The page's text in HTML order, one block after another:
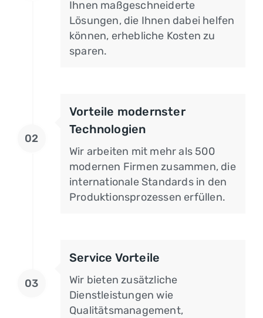
Ihnen maßgeschneiderte
Lösungen, die Ihnen dabei helfen
können, erhebliche Kosten zu
sparen.
02
Vorteile modernster
Technologien
Wir arbeiten mit mehr als 500
modernen Firmen zusammen, die
internationale Standards in den
Produktionsprozessen erfüllen.
03
Service Vorteile
Wir bieten zusätzliche
Dienstleistungen wie
Qualitätsmanagement,